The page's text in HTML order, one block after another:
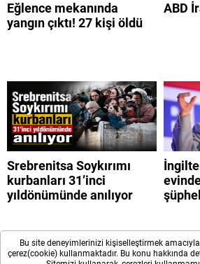
Eğlence mekanında
yangın çıktı! 27 kişi öldü
ABD
Srebrenitsa Soykırımı
kurbanları 31’inci
yıldönümünde anılıyor
Bu site deneyimlerinizi kişiselleştirmek
çerez(cookie) kullanmaktadır. Bu konu hakkında